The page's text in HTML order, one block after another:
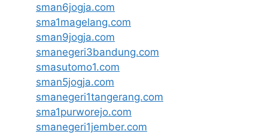
sman6jogja.com
sma1magelang.com
sman9jogja.com
smanegeri3bandung.com
smasutomo1.com
sman5jogja.com
smanegeri1tangerang.com
sma1purworejo.com
smanegeri1jember.com